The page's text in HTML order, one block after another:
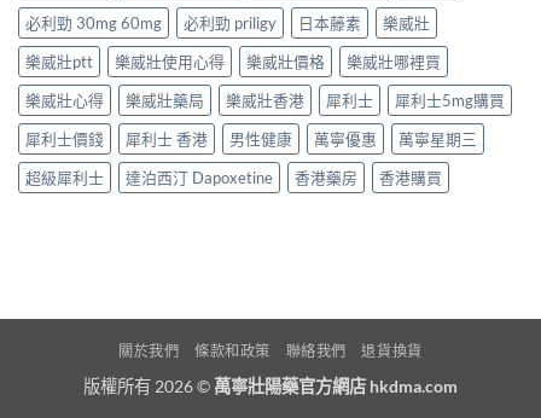
必利勁 30mg 60mg
必利勁 priligy 日本藤素
樂威壯
樂威壯ptt
樂威壯使用心得 樂威壯價格
樂威壯哪裡買
樂威壯心得
樂威壯藥局 樂威壯香港 犀利士
犀利士5mg購買
犀利士價錢
犀利士 香港 男性健康 萬寧優惠
萬寧星期三
超級犀利士
達泊西汀 Dapoxetine 香港藥房 香港購買
關於我們 條款和政策 聯絡我們 退貨換貨
版權所有 2026 © 萬寧壯陽藥官方網店 hkdma.com